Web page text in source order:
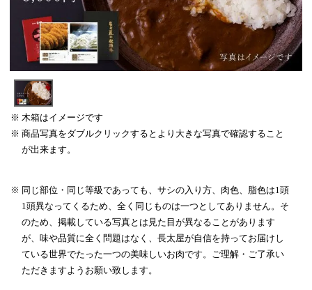
木箱はイメージです
商品写真をダブルクリックするとより大きな写真で確認すること
が出来ます。
同じ部位・同じ等級であっても、サシの入り方、肉色、脂色は1頭
1頭異なってくるため、全く同じものは一つとしてありません。そ
のため、掲載している写真とは見た目が異なることがあります
が、味や品質に全く問題はなく、長太屋が自信を持ってお届けし
ている世界でたった一つの美味しいお肉です。ご理解・ご了承い
ただきますようお願い致します。